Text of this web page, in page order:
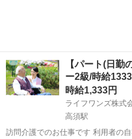
【パート(日勤
ー2級/時給
時給1,333円
ライフワンズ株式
高須駅
訪問介護でのお仕事です 利用者の自宅に伺い、入浴・排泄・食事等の